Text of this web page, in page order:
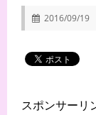
2016/09/19
スポンサーリ